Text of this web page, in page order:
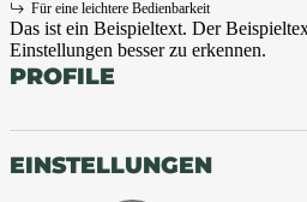
Für eine leichtere Bedienbarkeit
Das ist ein Beispieltext. Der
Einstellungen besser zu erkennen.
PROFILE
EINSTELLUNGEN